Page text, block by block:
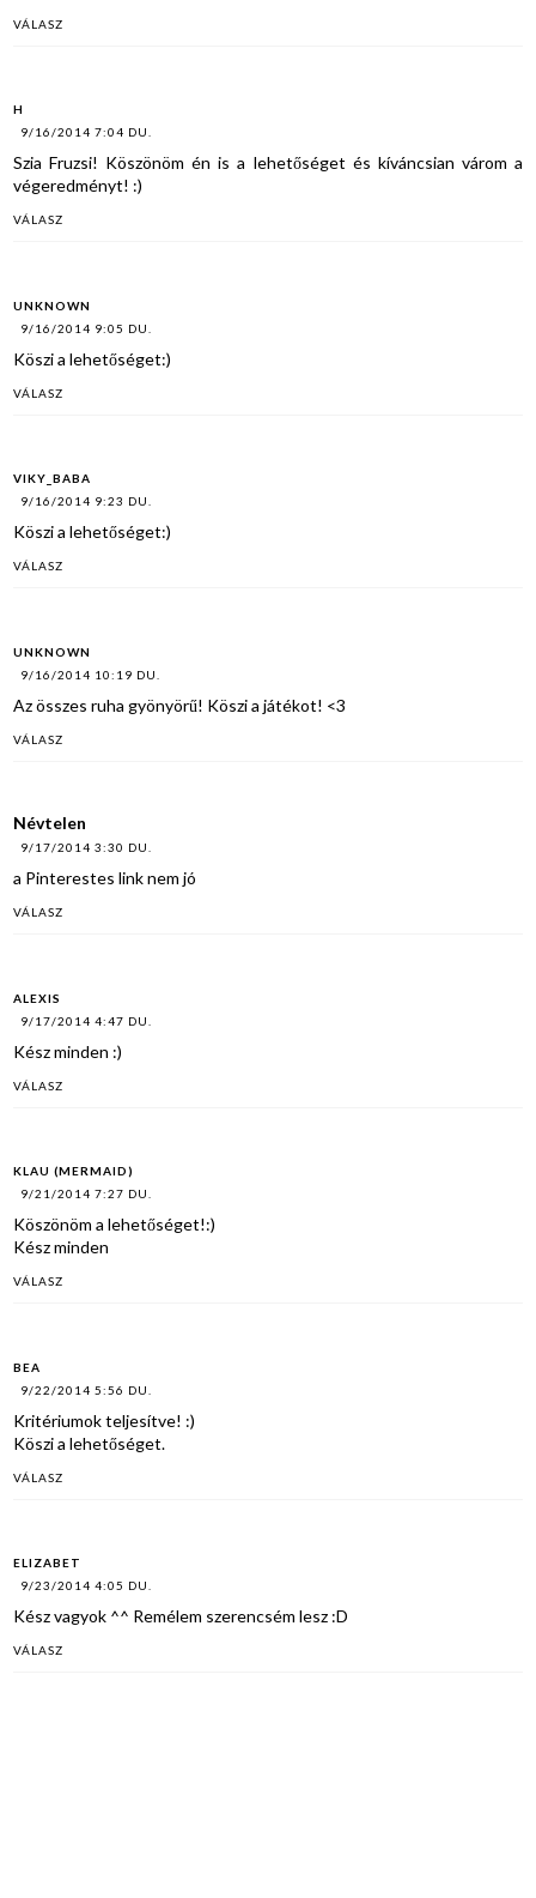
VÁLASZ
H
9/16/2014 7:04 DU.
Szia Fruzsi! Köszönöm én is a lehetőséget és kíváncsian várom a
végeredményt! :)
VÁLASZ
UNKNOWN
9/16/2014 9:05 DU.
Köszi a lehetőséget:)
VÁLASZ
VIKY_BABA
9/16/2014 9:23 DU.
Köszi a lehetőséget:)
VÁLASZ
UNKNOWN
9/16/2014 10:19 DU.
Az összes ruha gyönyörű! Köszi a játékot! <3
VÁLASZ
Névtelen
9/17/2014 3:30 DU.
a Pinterestes link nem jó
VÁLASZ
ALEXIS
9/17/2014 4:47 DU.
Kész minden :)
VÁLASZ
KLAU (MERMAID)
9/21/2014 7:27 DU.
Köszönöm a lehetőséget!:)
Kész minden
VÁLASZ
BEA
9/22/2014 5:56 DU.
Kritériumok teljesítve! :)
Köszi a lehetőséget.
VÁLASZ
ELIZABET
9/23/2014 4:05 DU.
Kész vagyok ^^ Remélem szerencsém lesz :D
VÁLASZ